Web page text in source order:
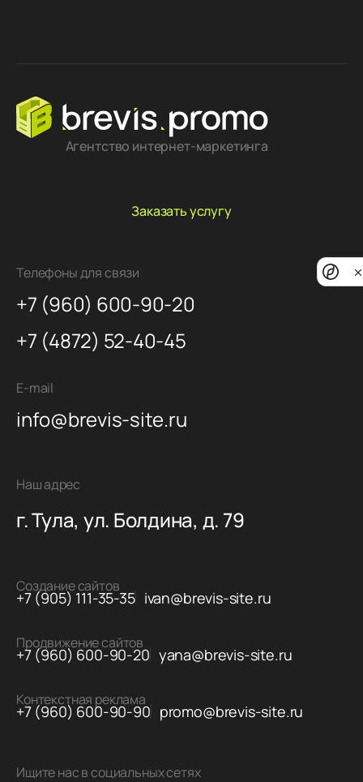
Агентство интернет-маркетинга
E-mail
info@brevis-site.ru
Телефоны для связи
+7 (960) 600-90-20
+7 (4872) 52-40-45
Заказать услугу
Наш адрес
г. Тула, ул. Болдина, д. 79
Ищите нас в социальных сетях
Создание сайтов
+7 (905) 111-35-35 ivan@brevis-site.ru
Продвижение сайтов
+7 (960) 600-90-20 yana@brevis-site.ru
Контекстная реклама
+7 (960) 600-90-90 promo@brevis-site.ru